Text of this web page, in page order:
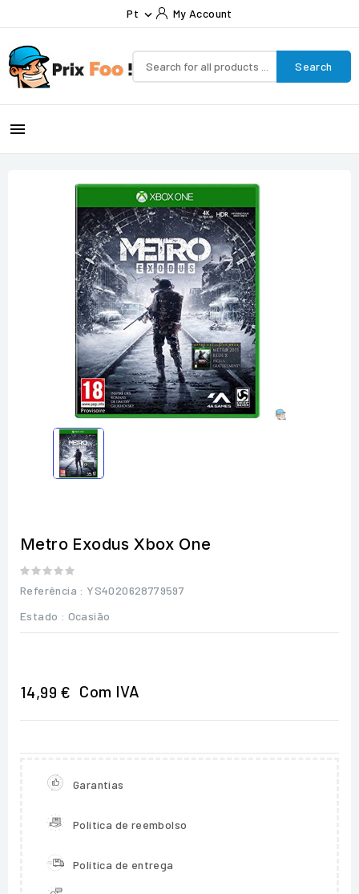
Pt  My Account
Search

Metro Exodus Xbox One
Referência : YS4020628779597
Estado : Ocasião
14,99 € Com IVA
Garantias
Política de reembolso
Política de entrega